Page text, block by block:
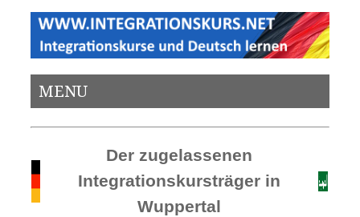
MENU
Der zugelassenen
Integrationskursträger in
Wuppertal